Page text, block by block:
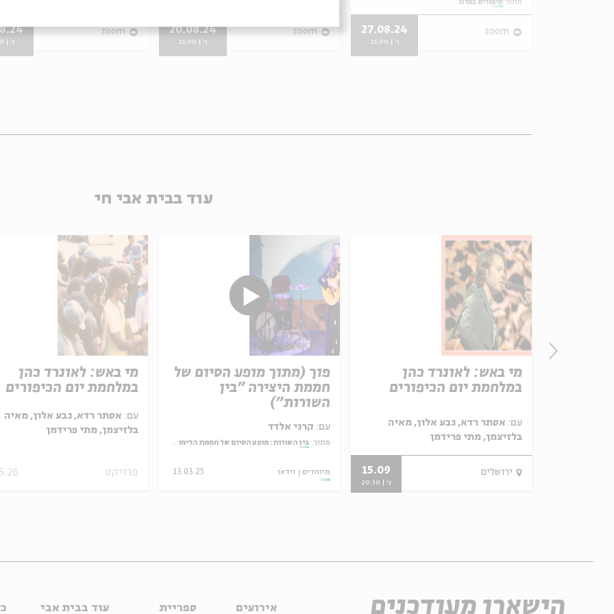
מתוך:סיפורים במונו
zoom
27.08.24
ג' | 21:00
zoom
20.08.24
ג' | 21:00
zoom
ג' | 21:00
עוד בבית אבי חי
מי באש: לאונרד כהן
במלחמת יום הכיפורים
עם: אסתר רדא, גבע אלון, מאיה
בלזיצמן, מתי פרידמן
פרויקט
פוך (מתוך מופע הסיום של
חממת היצירה "בין
השורות")
עם: קרני אלדד
מתוך: בין השורות: מופע הסיום של חממת הלימוד והיצירה בעין הסערה
מיוחדים וידאו 13.03.25
מי באש: לאונרד כהן
במלחמת יום הכיפורים
עם: אסתר רדא, גבע אלון, מאיה
בלזיצמן, מתי פרידמן
ירושלים 15.09
ג' | 20:30
הישארו מעודכנים אירועים ספריית עוד בבית אבי